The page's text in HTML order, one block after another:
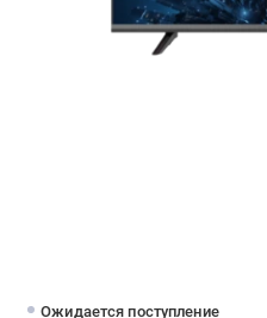
Ожидается поступление